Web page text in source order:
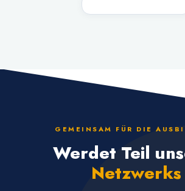
GEMEINSAM FÜR DIE
Werdet Teil
Netzwerks